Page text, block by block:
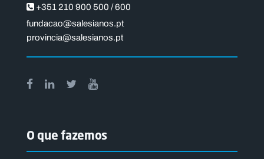
+351 210 900 500 / 600
fundacao@salesianos.pt
provincia@salesianos.pt
O que fazemos